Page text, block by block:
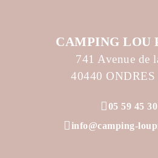
CAMPING LOU
741 Avenue de
40440
05 59 45
info@camping-